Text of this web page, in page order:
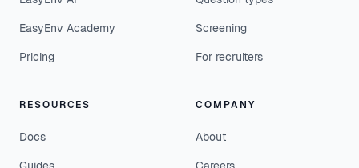
EasyEnv Academy
Pricing
Screening
For recruiters
RESOURCES
Docs
COMPANY
About